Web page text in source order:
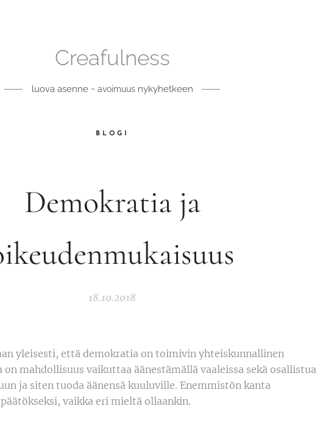
Creafulness
luova asenne ~ avoimuusnykyhetkeen
BLOGI
Demokratia ja
18.10.2018
yleisesti, että demokratia on toimivin yhteiskunnallinen
mahdollisuus vaikuttaa äänestämällä vaaleissa sekä osallistua
ja siten tuoda äänensä kuuluville. Enemmistön kanta
vaikka eri mieltä ollaankin.